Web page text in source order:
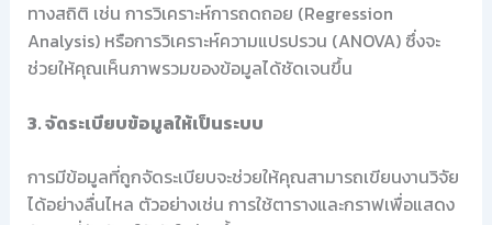
ทางสถิติ เช่น การวิเคราะห์การถดถอย (Regression
Analysis) หรือการวิเคราะห์ความแปรปรวน (ANOVA) ซึ่งจะ
ช่วยให้คุณเห็นภาพรวมของข้อมูลได้ชัดเจนขึ้น
3. จัดระเบียบข้อมูลให้เป็นระบบ
การมีข้อมูลที่ถูกจัดระเบียบจะช่วยให้คุณสามารถเขียนงานวิจัย
ได้อย่างลื่นไหล ตัวอย่างเช่น การใช้ตารางและกราฟเพื่อแสดง